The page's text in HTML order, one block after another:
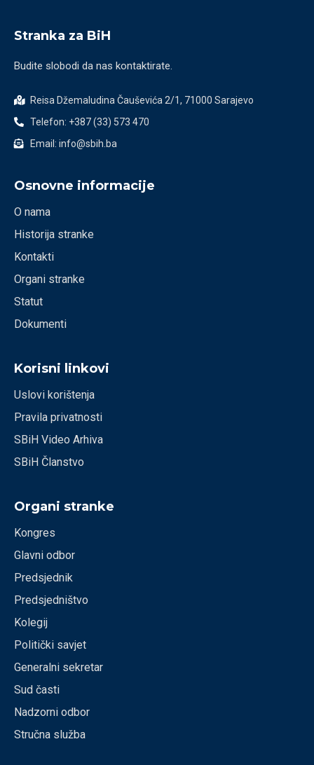
Stranka za BiH
Budite slobodi da nas kontaktirate.
Reisa Džemaludina Čauševića 2/1, 71000 Sarajevo
Telefon: +387 (33) 573 470
Email: info@sbih.ba
Osnovne informacije
O nama
Historija stranke
Kontakti
Organi stranke
Statut
Dokumenti
Korisni linkovi
Uslovi korištenja
Pravila privatnosti
SBiH Video Arhiva
SBiH Članstvo
Organi stranke
Kongres
Glavni odbor
Predsjednik
Predsjedništvo
Kolegij
Politički savjet
Generalni sekretar
Sud časti
Nadzorni odbor
Stručna služba